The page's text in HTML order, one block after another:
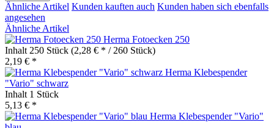
Ähnliche Artikel Kunden kauften auch Kunden haben sich ebenfalls
angesehen
Ähnliche Artikel
Herma Fotoecken 250
Inhalt 250 Stück (2,28 € * / 260 Stück)
2,19 € *
Herma Klebespender
"Vario" schwarz
Inhalt 1 Stück
5,13 € *
Herma Klebespender "Vario"